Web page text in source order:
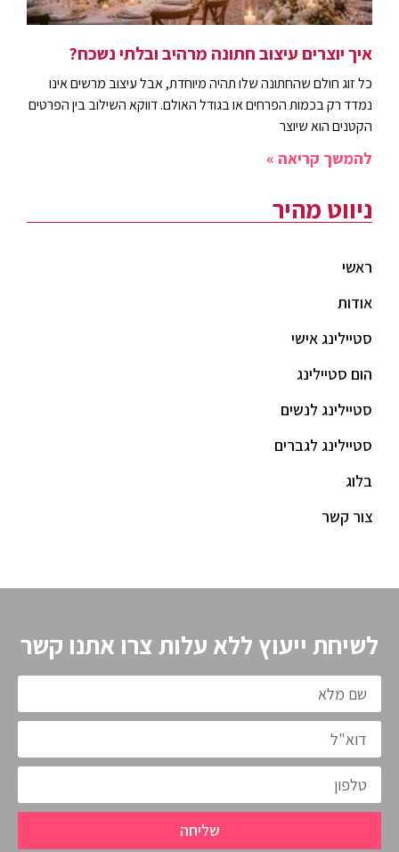
איך יוצרים עיצוב חתונה מרהיב ובלתי נשכח?
כל זוג חולם שהחתונה שלו תהיה מיוחדת, אבל עיצוב מרשים אינו
נמדד רק בכמות הפרחים או בגודל האולם. דווקא השילוב בין הפרטים
הקטנים הוא שיוצר
להמשך קריאה »
ניווט מהיר
ראשי
אודות
סטיילינג אישי
הום סטיילינג
סטיילינג לנשים
סטיילינג לגברים
בלוג
צור קשר
לשיחת ייעוץ ללא עלות צרו אתנו קשר
שליחה